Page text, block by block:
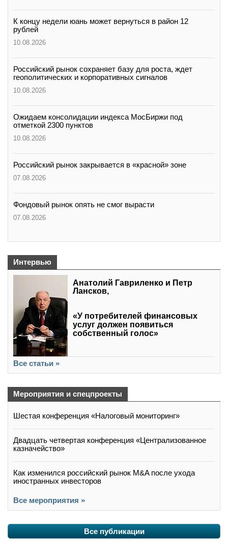
К концу недели юань может вернуться в район 12
рублей
10.08.2026
Российский рынок сохраняет базу для роста, ждет
геополитических и корпоративных сигналов
10.08.2026
Ожидаем консолидации индекса МосБиржи под
отметкой 2300 пунктов
10.08.2026
Российский рынок закрывается в «красной» зоне
07.08.2026
Фондовый рынок опять не смог вырасти
07.08.2026
Интервью
Анатолий Гавриленко и Петр
Лансков,
«У потребителей финансовых
услуг должен появиться
собственный голос»
Все статьи »
Мероприятия и спецпроекты
Шестая конференция «Налоговый мониторинг»
Двадцать четвертая конференция «Централизованное
казначейство»
Как изменился российский рынок M&A после ухода
иностранных инвесторов
Все мероприятия »
Все публикации